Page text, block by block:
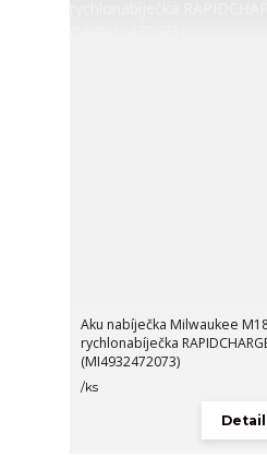
Aku nabíječka Milwaukee
rychlonabíječka
(MI4932472073)
/ks
Detail